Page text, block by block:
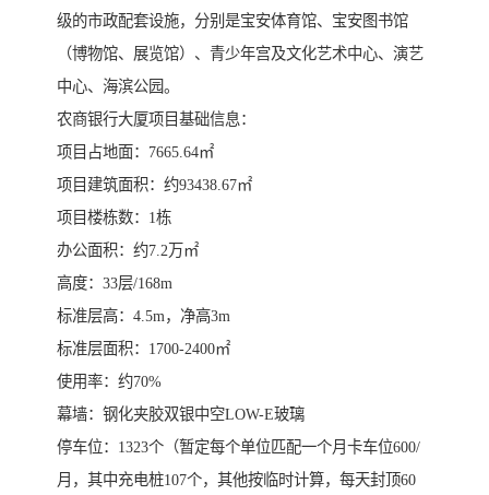
级的市政配套设施，分别是宝安体育馆、宝安图书馆
（博物馆、展览馆）、青少年宫及文化艺术中心、演艺
中心、海滨公园。
农商银行大厦项目基础信息：
项目占地面：7665.64㎡
项目建筑面积：约93438.67㎡
项目楼栋数：1栋
办公面积：约7.2万㎡
高度：33层/168m
标准层高：4.5m，净高3m
标准层面积：1700-2400㎡
使用率：约70%
幕墙：钢化夹胶双银中空LOW-E玻璃
停车位：1323个（暂定每个单位匹配一个月卡车位600/
月，其中充电桩107个，其他按临时计算，每天封顶60